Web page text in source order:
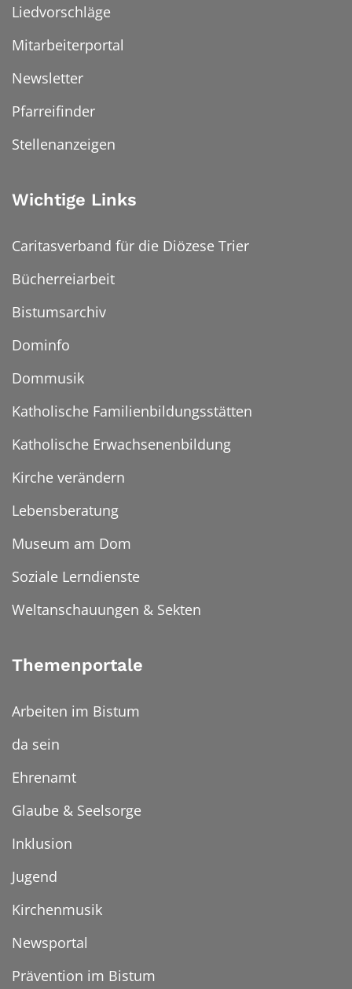
Liedvorschläge
Mitarbeiterportal
Newsletter
Pfarreifinder
Stellenanzeigen
Wichtige Links
Caritasverband für die Diözese Trier
Bücherreiarbeit
Bistumsarchiv
Dominfo
Dommusik
Katholische Familienbildungsstätten
Katholische Erwachsenenbildung
Kirche verändern
Lebensberatung
Museum am Dom
Soziale Lerndienste
Weltanschauungen & Sekten
Themenportale
Arbeiten im Bistum
da sein
Ehrenamt
Glaube & Seelsorge
Inklusion
Jugend
Kirchenmusik
Newsportal
Prävention im Bistum